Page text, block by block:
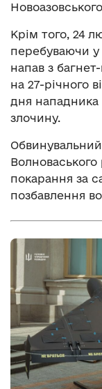
Крім того, 24
перебуваючи у
напав з
на 27-річного
дня нападника
злочину.
покарання за
позбавлення